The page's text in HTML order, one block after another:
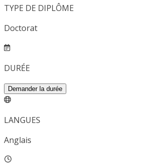
TYPE DE DIPLÔME
Doctorat
DURÉE
Demander la durée
LANGUES
Anglais